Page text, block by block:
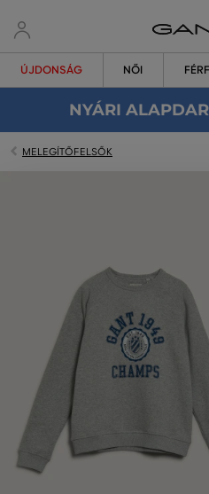
ÚJDONSÁG NŐI
NYÁRI
MELEGÍTŐFELSŐK